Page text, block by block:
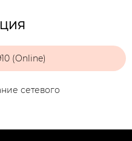
(Online)
сетевого